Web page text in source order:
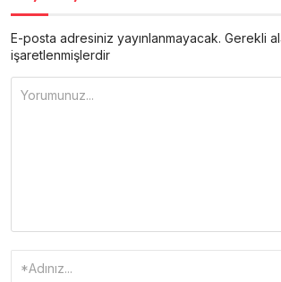
E-posta adresiniz yayınlanmayacak. Gerekli
işaretlenmişlerdir